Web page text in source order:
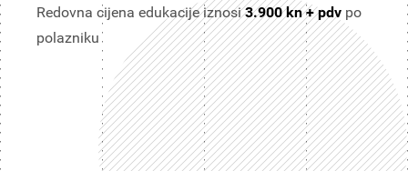
Redovna cijena edukacije iznosi3.900 kn + pdv po
polazniku